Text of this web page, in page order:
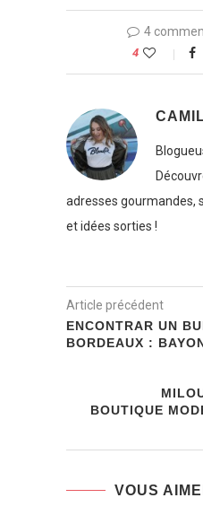
4
4
adresses gourmandes,
et idées sorties !
Article précédent
ENCONTRAR UN
BORDEAUX :
BOUTIQUE
VOUS